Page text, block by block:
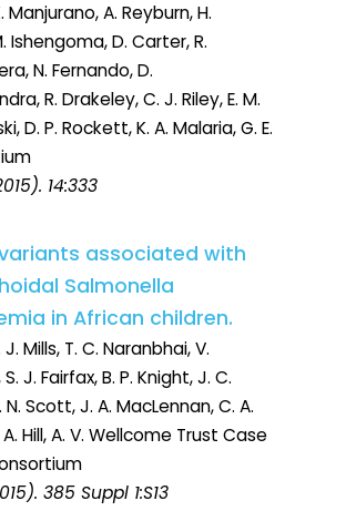
Manjurano, A. Reyburn, H.
Ishengoma, D. Carter, R.
N. Fernando, D.
R. Drakeley, C. J. Riley, E. M.
D. P. Rockett, K. A. Malaria, G. E.
14:333
associated with
Salmonella
in African children.
Mills, T. C. Naranbhai, V.
J. Fairfax, B. P. Knight, J. C.
N. Scott, J. A. MacLennan, C. A.
Hill, A. V. Wellcome Trust Case
385 Suppl 1:S13